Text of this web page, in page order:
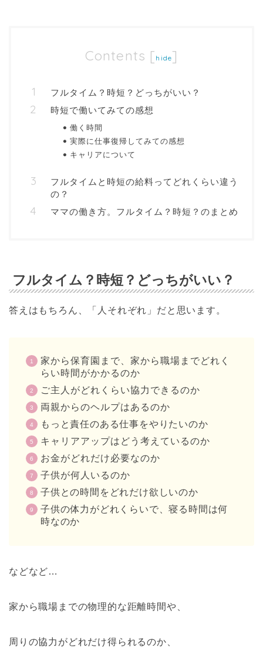
Contents [ hide]
フルタイム？時短？どっちがいい？
時短で働いてみての感想
働く時間
実際に仕事復帰してみての感想
キャリアについて
フルタイムと時短の給料ってどれくらい違う
の？
ママの働き方。フルタイム？時短？のまとめ
フルタイム？時短？どっちがいい？
答えはもちろん、「人それぞれ」だと思います。
家から保育園まで、家から職場までどれく
らい時間がかかるのか
ご主人がどれくらい協力できるのか
両親からのヘルプはあるのか
もっと責任のある仕事をやりたいのか
キャリアアップはどう考えているのか
お金がどれだけ必要なのか
子供が何人いるのか
子供との時間をどれだけ欲しいのか
子供の体力がどれくらいで、寝る時間は何
時なのか
などなど…
家から職場までの物理的な距離時間や、
周りの協力がどれだけ得られるのか、